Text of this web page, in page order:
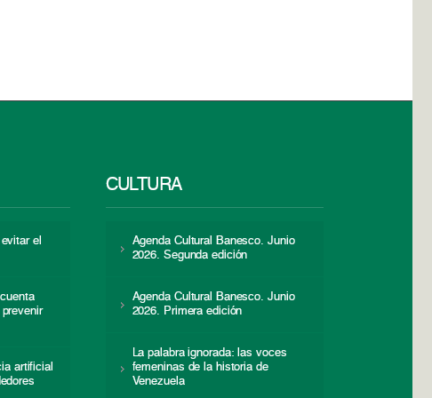
el
artificial
CULTURA
Agenda Cultural Banesco. Junio
2026. Segunda edición
Agenda Cultural Banesco. Junio
2026. Primera edición
La palabra ignorada: las voces
femeninas de la historia de
Venezuela